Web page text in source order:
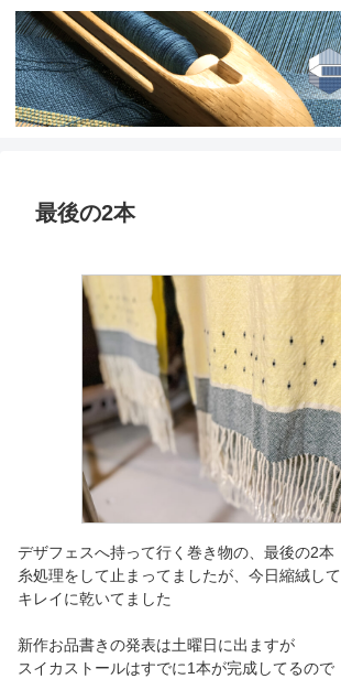
最後の2本
デザフェスへ持って行く巻き物の、最後の2本
糸処理をして止まってましたが、今日縮絨して
キレイに乾いてました
新作お品書きの発表は土曜日に出ますが
スイカストールはすでに1本が完成してるので